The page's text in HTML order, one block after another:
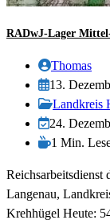
RADwJ-Lager
Beitrags-
Autor:
Thomas
Beitrag
veröffentlicht:
13.
Beitrags-
Kategorie:
Landkreis
Beitrag
zuletzt
am:
24.
Lesedauer:
1 Min.
Langenau,
Krehhügel Heute: